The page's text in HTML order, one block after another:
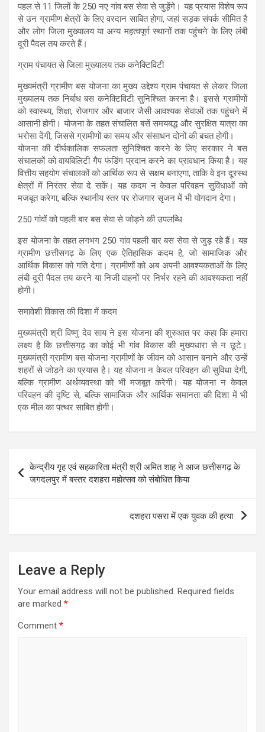
पहल से 11 जिलों के 250 नए गांव बस सेवा से जुड़ेंगे। यह प्रयास विशेष रूप
से उन ग्रामीण क्षेत्रों के लिए वरदान साबित होगा, जहां सड़क संपर्क सीमित है
और लोग जिला मुख्यालय या अन्य महत्वपूर्ण स्थानों तक पहुंचने के लिए लंबी
दूरी पैदल तय करते हैं।
ग्राम पंचायत से जिला मुख्यालय तक कनेक्टिविटी
मुख्यमंत्री ग्रामीण बस योजना का मुख्य उद्देश्य ग्राम पंचायत से लेकर जिला
मुख्यालय तक निर्बाध बस कनेक्टिविटी सुनिश्चित करना है। इससे ग्रामीणों
को स्वास्थ्य, शिक्षा, रोजगार और बाजार जैसी आवश्यक सेवाओं तक पहुंचने में
आसानी होगी। योजना के तहत संचालित बसें समयबद्ध और सुरक्षित यात्रा का
भरोसा देंगी, जिससे ग्रामीणों का समय और संसाधन दोनों की बचत होगी।
योजना की दीर्घकालिक सफलता सुनिश्चित करने के लिए सरकार ने बस
संचालकों को वायबिलिटी गैप फंडिंग प्रदान करने का प्रावधान किया है। यह
वित्तीय सहयोग संचालकों को आर्थिक रूप से सक्षम बनाएगा, ताकि वे इन दूरस्थ
क्षेत्रों में निरंतर सेवा दे सकें। यह कदम न केवल परिवहन सुविधाओं को
मजबूत करेगा, बल्कि स्थानीय स्तर पर रोजगार सृजन में भी योगदान देगा।
250 गांवों को पहली बार बस सेवा से जोड़ने की उपलब्धि
इस योजना के तहत लगभग 250 गांव पहली बार बस सेवा से जुड़ रहे हैं। यह
ग्रामीण छत्तीसगढ़ के लिए एक ऐतिहासिक कदम है, जो सामाजिक और
आर्थिक विकास को गति देगा। ग्रामीणों को अब अपनी आवश्यकताओं के लिए
लंबी दूरी पैदल तय करने या निजी वाहनों पर निर्भर रहने की आवश्यकता नहीं
होगी।
समावेशी विकास की दिशा में कदम
मुख्यमंत्री श्री विष्णु देव साय ने इस योजना की शुरुआत पर कहा कि हमारा
लक्ष्य है कि छत्तीसगढ़ का कोई भी गांव विकास की मुख्यधारा से न छूटे।
मुख्यमंत्री ग्रामीण बस योजना ग्रामीणों के जीवन को आसान बनाने और उन्हें
शहरों से जोड़ने का प्रयास है। यह योजना न केवल परिवहन की सुविधा देगी,
बल्कि ग्रामीण अर्थव्यवस्था को भी मजबूत करेगी। यह योजना न केवल
परिवहन की दृष्टि से, बल्कि सामाजिक और आर्थिक समानता की दिशा में भी
एक मील का पत्थर साबित होगी।
Post
navigation
केन्द्रीय गृह एवं सहकारिता मंत्री श्री अमित शाह ने आज छत्तीसगढ़ के
जगदलपुर में बस्तर दशहरा महोत्सव को संबोधित किया
दशहरा पसरा में एक युवक की हत्या
Leave a Reply
Your email address will not be published. Required fields
are marked *
Comment *